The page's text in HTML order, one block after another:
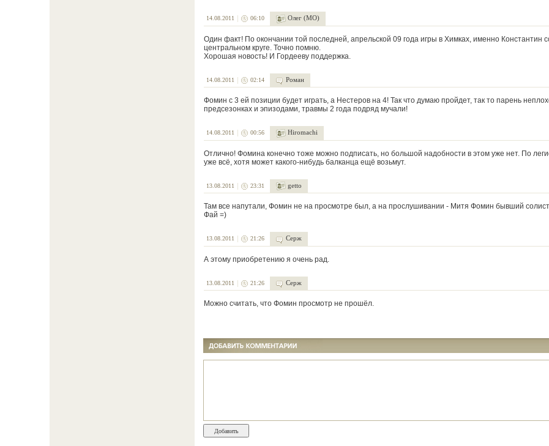
14.08.2011 06:10 Олег (МО)
Один факт! По окончании той последней, апрельской 09 года игры в Химках, именно Константин
центральном круге. Точно помню.
Хорошая новость! И Гордееву поддержка.
14.08.2011 02:14 Роман
Фомин с 3 ей позиции будет играть, а Нестеров на 4! Так что думаю пройдет, так то парень
предсезонках и эпизодами, травмы 2 года подряд мучали!
14.08.2011 00:56 Hiromachi
Отлично! Фомина конечно тоже можно подписать, но большой надобности в этом уже нет. По
уже всё, хотя может какого-нибудь балканца ещё возьмут.
13.08.2011 23:31 getto
Там все напутали, Фомин не на просмотре был, а на прослушивании - Митя Фомин бывший
Фай =)
13.08.2011 21:26 Серж
А этому приобретению я очень рад.
13.08.2011 21:26 Серж
Можно считать, что Фомин просмотр не прошёл.